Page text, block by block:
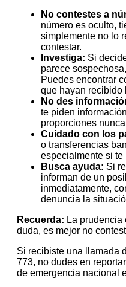
No contestes a
número es oculto,
simplemente no lo
contestar.
Investiga: Si
parece
Puedes encontrar
que hayan recibido
No des
te piden
proporciones
Cuidado con los
o transferencias
especialmente si te
Busca ayuda: Si
informan de un
inmediatamente,
denuncia la
Recuerda: La prudencia
duda, es mejor no
Si recibiste una llamada
773, no dudes en
de emergencia nacional